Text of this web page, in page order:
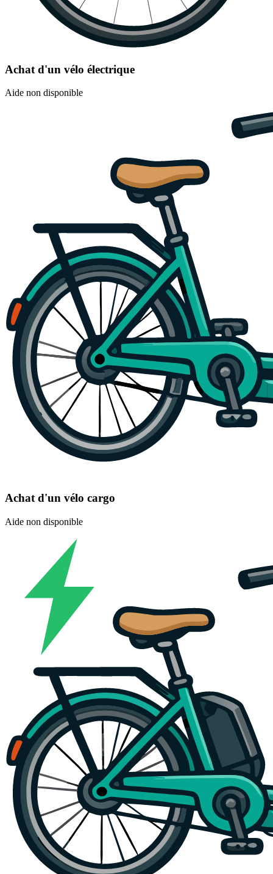
Achat d'un vélo électrique
Aide non disponible
Achat d'un vélo cargo
Aide non disponible